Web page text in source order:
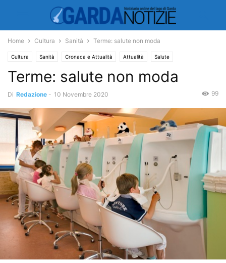
Home Cultura Sanità Terme: salute non moda
Cultura Sanità Cronaca e Attualità Attualità Salute
Terme: salute non moda
Di Redazione - 10 Novembre 2020 99